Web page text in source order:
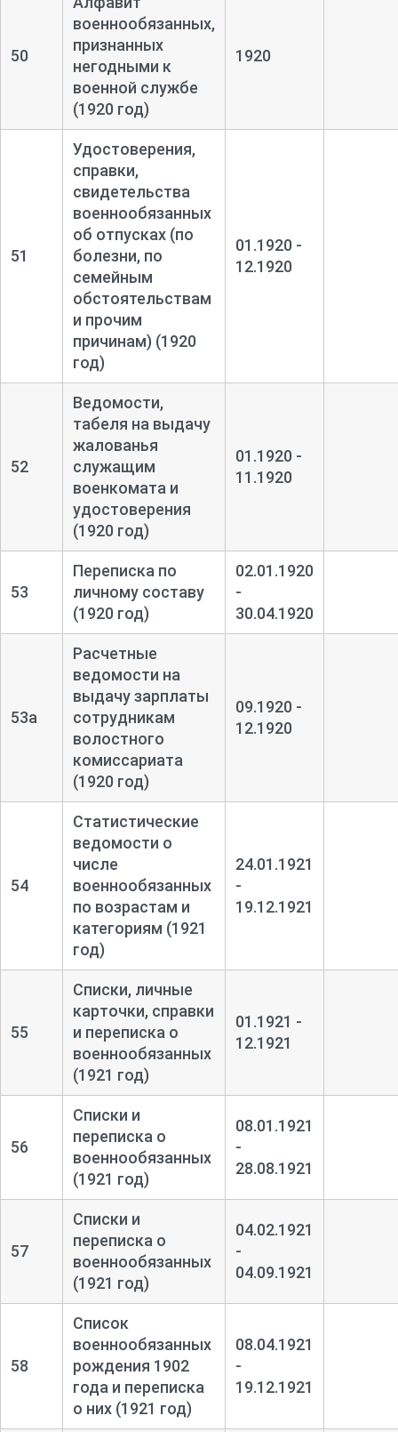
50
военнообязанных,
признанных
негодными к
военной службе
(1920 год)
1920
51
Удостоверения,
справки,
свидетельства
военнообязанных
об отпусках (по
болезни, по
семейным
обстоятельствам
и прочим
причинам) (1920
год)
01.1920 -
12.1920
52
Ведомости,
табеля на выдачу
жалованья
служащим
военкомата и
удостоверения
(1920 год)
01.1920 -
11.1920
53
Переписка по
личному составу
(1920 год)
02.01.1920
-
30.04.1920
53а
Расчетные
ведомости на
выдачу зарплаты
сотрудникам
волостного
комиссариата
(1920 год)
09.1920 -
12.1920
54
Статистические
ведомости о
числе
военнообязанных
по возрастам и
категориям (1921
год)
24.01.1921
-
19.12.1921
55
Списки, личные
карточки, справки
и переписка о
военнообязанных
(1921 год)
01.1921 -
12.1921
56
Списки и
переписка о
военнообязанных
(1921 год)
08.01.1921
-
28.08.1921
57
Списки и
переписка о
военнообязанных
(1921 год)
04.02.1921
-
04.09.1921
58
Список
военнообязанных
рождения 1902
года и переписка
о них (1921 год)
08.04.1921
-
19.12.1921